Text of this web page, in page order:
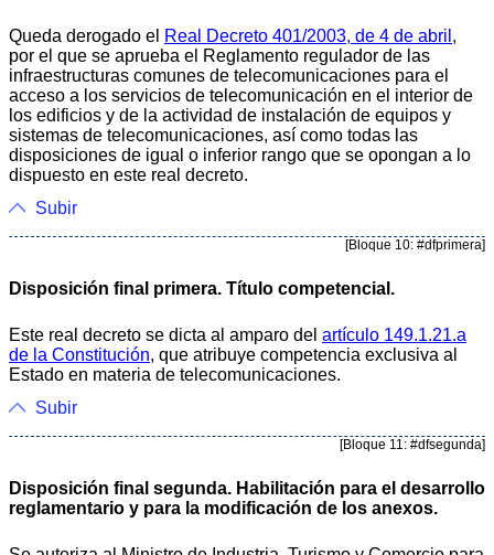
Queda derogado el Real Decreto 401/2003, de 4 de abril ,
por el que se aprueba el Reglamento regulador de las
infraestructuras comunes de telecomunicaciones para el
acceso a los servicios de telecomunicación en el interior de
los edificios y de la actividad de instalación de equipos y
sistemas de telecomunicaciones, así como todas las
disposiciones de igual o inferior rango que se opongan a lo
dispuesto en este real decreto.
Subir
[Bloque 10: #dfprimera]
Disposición final primera. Título competencial.
Este real decreto se dicta al amparo del artículo 149.1.21.a
de la Constitución, que atribuye competencia exclusiva al
Estado en materia de telecomunicaciones.
Subir
[Bloque 11: #dfsegunda]
Disposición final segunda. Habilitación para el desarrollo
reglamentario y para la modificación de los anexos.